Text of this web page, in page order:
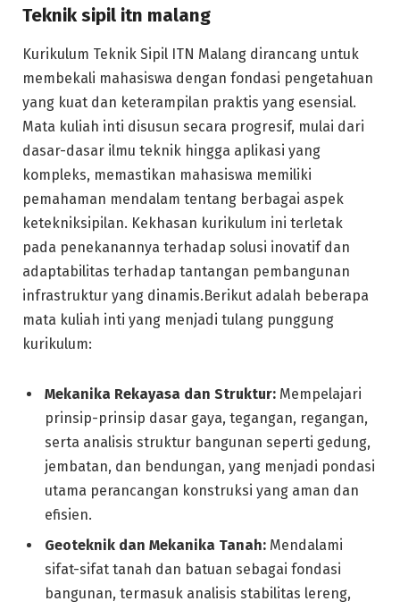
Teknik sipil itn malang
Kurikulum Teknik Sipil ITN Malang dirancang untuk
membekali mahasiswa dengan fondasi pengetahuan
yang kuat dan keterampilan praktis yang esensial.
Mata kuliah inti disusun secara progresif, mulai dari
dasar-dasar ilmu teknik hingga aplikasi yang
kompleks, memastikan mahasiswa memiliki
pemahaman mendalam tentang berbagai aspek
ketekniksipilan. Kekhasan kurikulum ini terletak
pada penekanannya terhadap solusi inovatif dan
adaptabilitas terhadap tantangan pembangunan
infrastruktur yang dinamis.Berikut adalah beberapa
mata kuliah inti yang menjadi tulang punggung
kurikulum:
Mekanika Rekayasa dan Struktur: Mempelajari
prinsip-prinsip dasar gaya, tegangan, regangan,
serta analisis struktur bangunan seperti gedung,
jembatan, dan bendungan, yang menjadi pondasi
utama perancangan konstruksi yang aman dan
efisien.
Geoteknik dan Mekanika Tanah: Mendalami
sifat-sifat tanah dan batuan sebagai fondasi
bangunan, termasuk analisis stabilitas lereng,